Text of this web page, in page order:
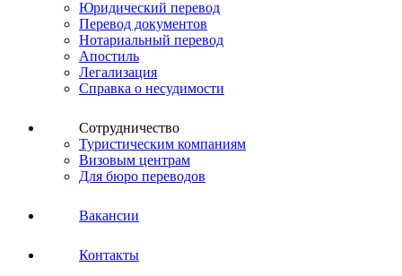
Юридический перевод
Перевод документов
Нотариальный перевод
Апостиль
Легализация
Справка о несудимости
Сотрудничество
Туристическим компаниям
Визовым центрам
Для бюро переводов
Вакансии
Контакты